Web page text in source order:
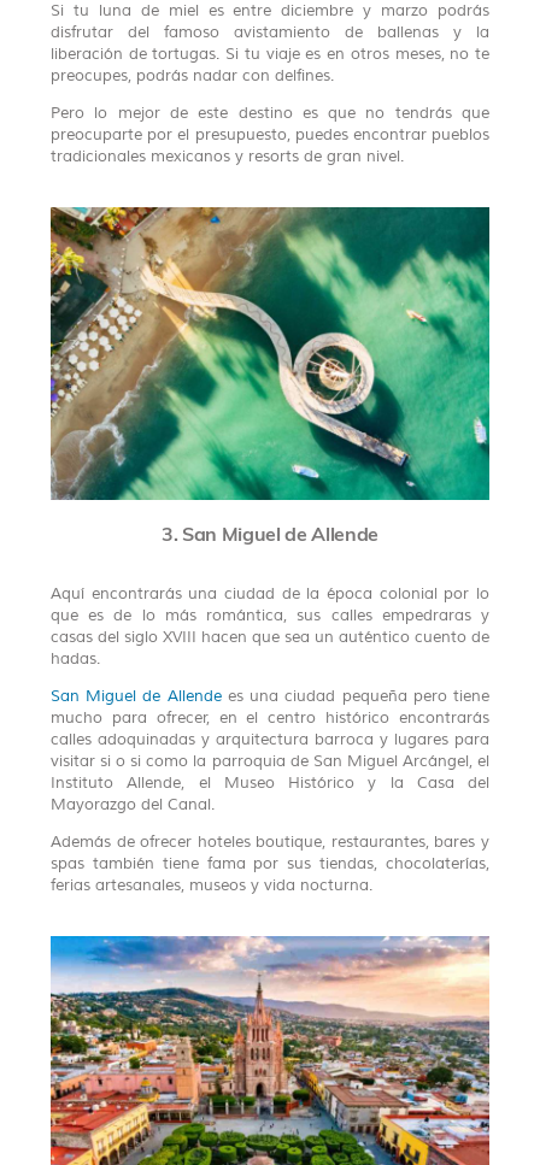
Si tu luna de miel es entre diciembre y marzo podrás
disfrutar del famoso avistamiento de ballenas y la
liberación de tortugas. Si tu viaje es en otros meses, no te
preocupes, podrás nadar con delfines.
Pero lo mejor de este destino es que no tendrás que
preocuparte por el presupuesto, puedes encontrar pueblos
tradicionales mexicanos y resorts de gran nivel.
3. San Miguel de Allende
Aquí encontrarás una ciudad de la época colonial por lo
que es de lo más romántica, sus calles empedraras y
casas del siglo XVIII hacen que sea un auténtico cuento de
hadas.
San Miguel de Allendees una ciudad pequeña pero tiene
mucho para ofrecer, en el centro histórico encontrarás
calles adoquinadas y arquitectura barroca y lugares para
visitar si o si como la parroquia de San Miguel Arcángel, el
Instituto Allende, el Museo Histórico y la Casa del
Mayorazgo del Canal.
Además de ofrecer hoteles boutique, restaurantes, bares y
spas también tiene fama por sus tiendas, chocolaterías,
ferias artesanales, museos y vida nocturna.